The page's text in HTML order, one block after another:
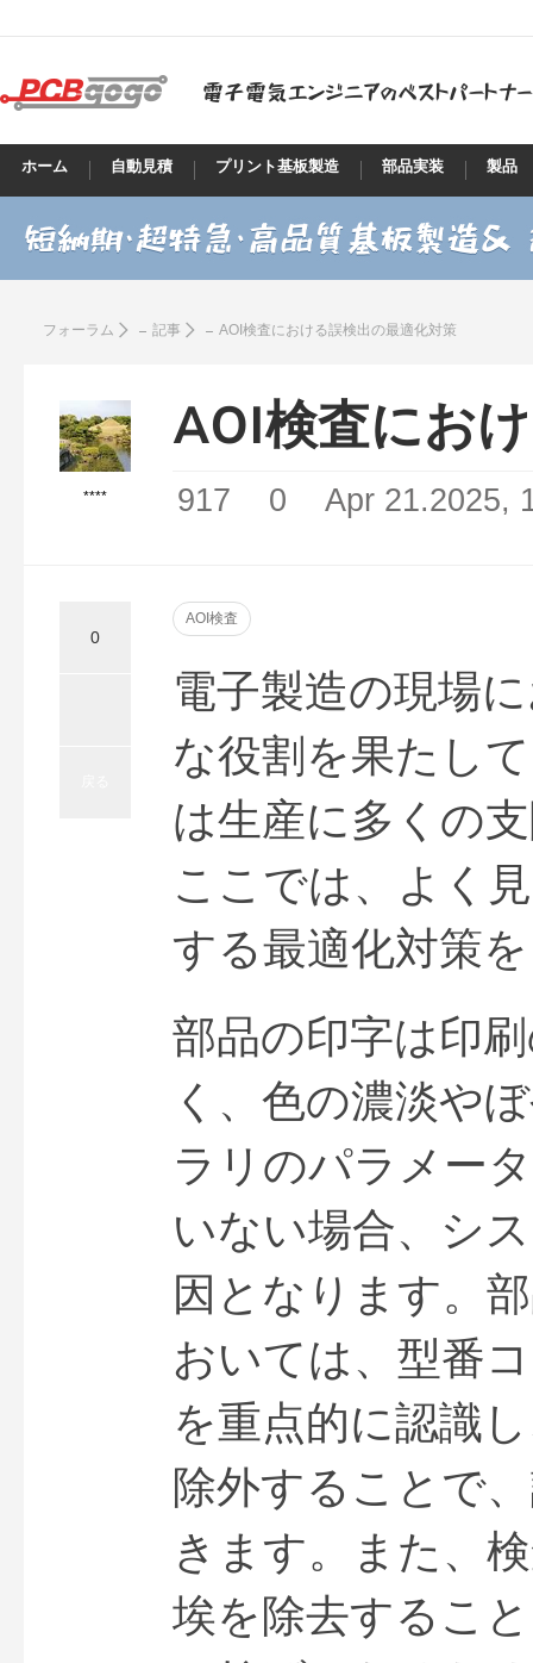
ホーム 自動見積 プリント基板製造 部品実装 製品
フォーラム 記事 AOI検査における誤検出の最適化対策
****
AOI検査にお
917 0 Apr 21.2025,
0
AOI検査
電子製造の現場
な役割を果たし
は生産に多くの
ここでは、よく
する最適化対策
部品の印字は印
く、色の濃淡や
ラリのパラメー
いない場合、シ
因となります。
おいては、型番
を重点的に認識
除外することで
きます。また、
埃を除去するこ